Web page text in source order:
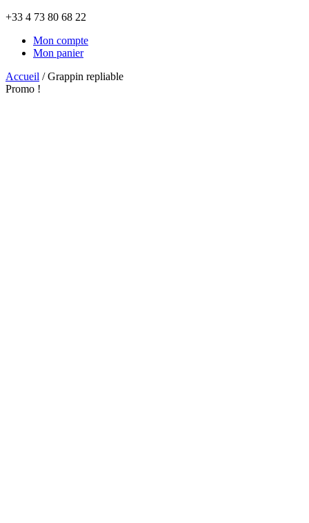
+33 4 73 80 68 22
Mon compte
Mon panier
Accueil /Grappin repliable
Promo !